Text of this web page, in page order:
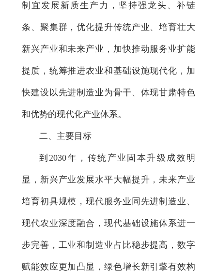
制宜发展新质生产力，坚持强龙头、补链
条、聚集群，优化提升传统产业、培育壮大
新兴产业和未来产业，加快推动服务业扩能
提质，统筹推进农业和基础设施现代化，加
快建设以先进制造业为骨干、体现甘肃特色
和优势的现代化产业体系。
二、主要目标
到2030年，传统产业固本升级成效明
显，新兴产业发展水平大幅提升，未来产业
培育初具规模，现代服务业同先进制造业、
现代农业深度融合，现代基础设施体系进一
步完善，工业和制造业占比稳步提高，数字
赋能效应更加凸显，绿色增长新引擎有效构